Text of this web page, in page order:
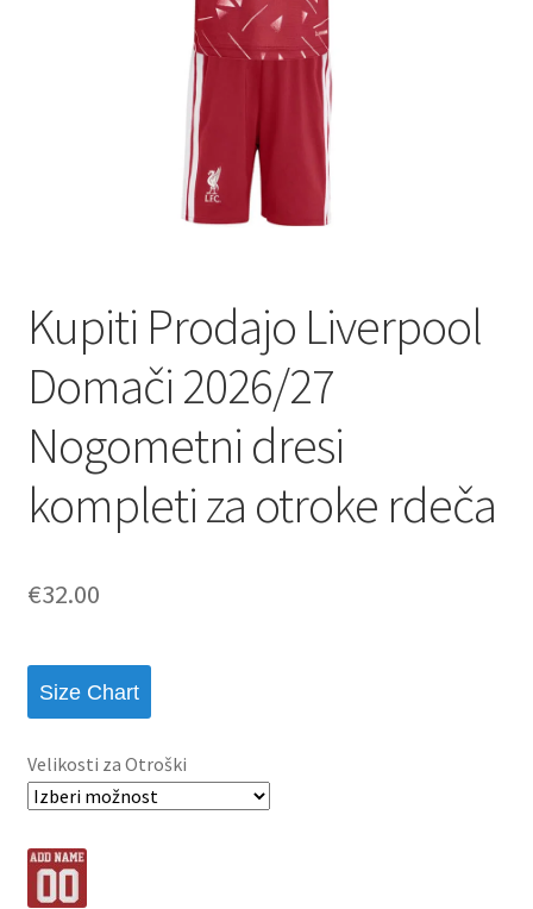
Kupiti Prodajo Liverpool
Domači 2026/27
Nogometni dresi
kompleti za otroke rdeča
€32.00
Size Chart
Velikosti za Otroški